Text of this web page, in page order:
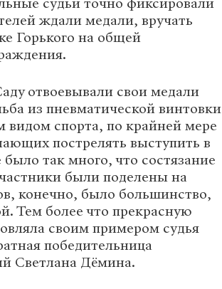
ждали медали, вручать
Горького на общей
отвоевывали свои медали
из пневматической винтовки
спорта, по крайней мере
пострелять выступить в
так много, что состязание
были поделены на
конечно, было большинство,
Тем более что прекрасную
своим примером судья
победительница
Светлана Дёмина.